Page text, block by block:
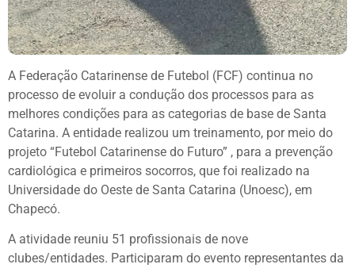
A Federação Catarinense de Futebol (FCF) continua no
processo de evoluir a condução dos processos para as
melhores condições para as categorias de base de Santa
Catarina. A entidade realizou um treinamento, por meio do
projeto “Futebol Catarinense do Futuro” , para a prevenção
cardiológica e primeiros socorros, que foi realizado na
Universidade do Oeste de Santa Catarina (Unoesc), em
Chapecó.
A atividade reuniu 51 profissionais de nove
clubes/entidades. Participaram do evento representantes da